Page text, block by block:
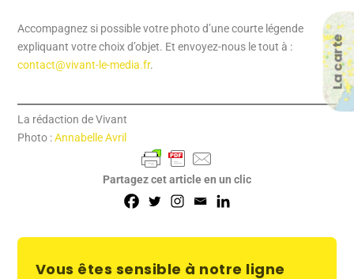
La carte
Accompagnez si possible votre photo d’une courte légende
expliquant votre choix d’objet. Et envoyez-nous le tout à :
contact@vivant-le-media.fr.
La rédaction de Vivant
Photo :Annabelle Avril
Partagez cet article en un clic
Vous êtes sensible à notre ligne